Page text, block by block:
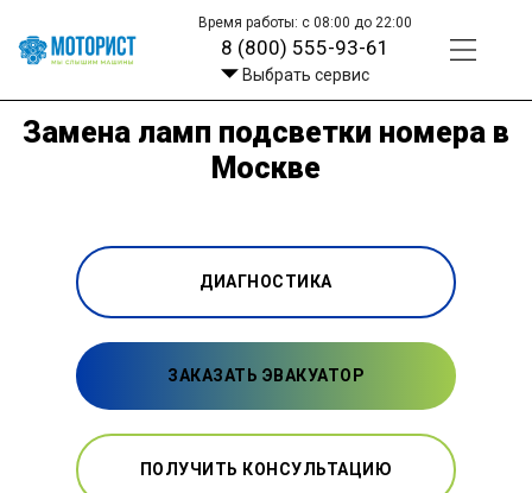
Время работы: с 08:00 до 22:00
8 (800) 555-93-61
Выбрать сервис
Замена ламп подсветки номера в
Москве
ДИАГНОСТИКА
ЗАКАЗАТЬ ЭВАКУАТОР
ПОЛУЧИТЬ КОНСУЛЬТАЦИЮ